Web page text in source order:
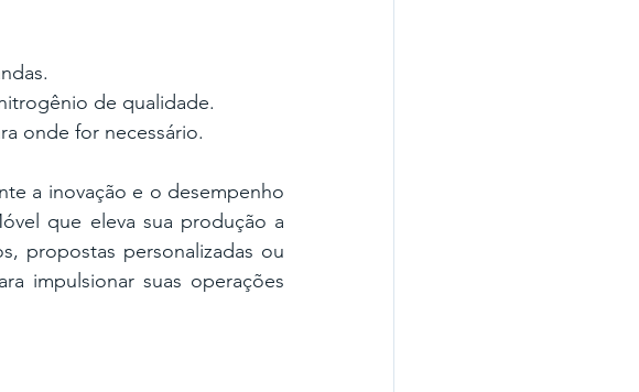
de qualidade.
onde for necessário.
a inovação e o desempenho
que eleva sua produção a
propostas personalizadas ou
impulsionar suas operações